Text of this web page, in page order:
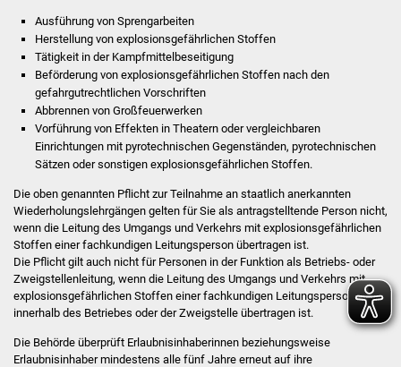
Ausführung von Sprengarbeiten
Herstellung von explosionsgefährlichen Stoffen
Tätigkeit in der Kampfmittelbeseitigung
Beförderung von explosionsgefährlichen Stoffen nach den
gefahrgutrechtlichen Vorschriften
Abbrennen von Großfeuerwerken
Vorführung von Effekten in Theatern oder vergleichbaren
Einrichtungen mit pyrotechnischen Gegenständen, pyrotechnischen
Sätzen oder sonstigen explosionsgefährlichen Stoffen.
Die oben genannten Pflicht zur Teilnahme an staatlich anerkannten
Wiederholungslehrgängen gelten für Sie als antragstelltende Person nicht,
wenn die Leitung des Umgangs und Verkehrs mit explosionsgefährlichen
Stoffen einer fachkundigen Leitungsperson übertragen ist.
Die Pflicht gilt auch nicht für Personen in der Funktion als Betriebs- oder
Zweigstellenleitung, wenn die Leitung des Umgangs und Verkehrs mit
explosionsgefährlichen Stoffen einer fachkundigen Leitungsperson
innerhalb des Betriebes oder der Zweigstelle übertragen ist.
Die Behörde überprüft Erlaubnisinhaberinnen beziehungsweise
Erlaubnisinhaber mindestens alle fünf Jahre erneut auf ihre